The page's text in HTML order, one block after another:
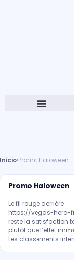
Inicio›Promo Haloween
Promo Haloween
Le fil rouge derrière
https://vegas-hero-
reste la satisfaction
plutôt que l’effet
Les classements